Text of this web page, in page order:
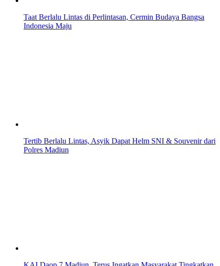
Taat Berlalu Lintas di Perlintasan, Cermin Budaya Bangsa
Indonesia Maju
Tertib Berlalu Lintas, Asyik Dapat Helm SNI & Souvenir dari
Polres Madiun